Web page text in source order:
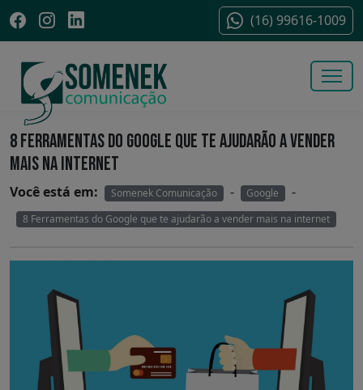
(16) 99616-1009
8 FERRAMENTAS DO GOOGLE QUE TE AJUDARÃO A VENDER
MAIS NA INTERNET
Você está em: Somenek Comunicação - Google -
8 Ferramentas do Google que te ajudarão a vender mais na internet